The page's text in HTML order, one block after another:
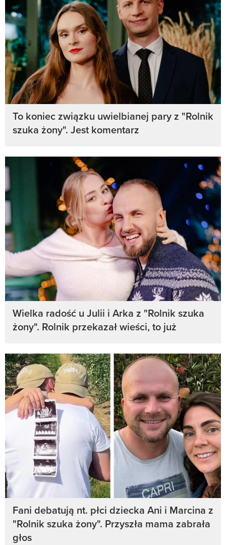
To koniec związku uwielbianej pary z "Rolnik
szuka żony". Jest komentarz
Wielka radość u Julii i Arka z "Rolnik szuka
żony". Rolnik przekazał wieści, to już
Fani debatują nt. płci dziecka Ani i Marcina z
"Rolnik szuka żony". Przyszła mama zabrała
głos